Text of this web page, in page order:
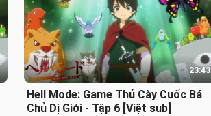
23:43
Hell Mode: Game Thủ Cày Cuốc Bá
Chủ Dị Giới - Tập 6 [Việt sub]